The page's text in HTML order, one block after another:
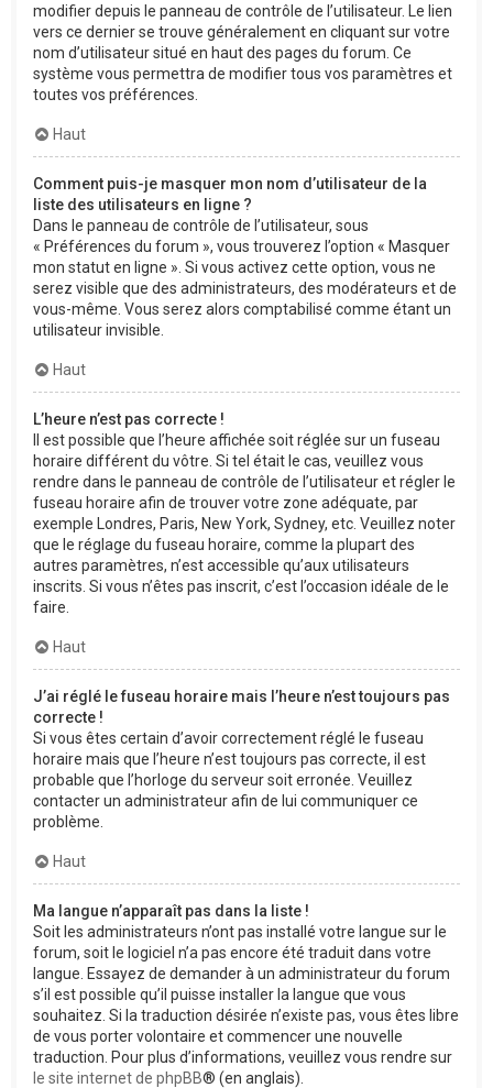
modifier depuis le panneau de contrôle de l’utilisateur. Le lien
vers ce dernier se trouve généralement en cliquant sur votre
nom d’utilisateur situé en haut des pages du forum. Ce
système vous permettra de modifier tous vos paramètres et
toutes vos préférences.
Haut
Comment puis-je masquer mon nom d’utilisateur de la
liste des utilisateurs en ligne ?
Dans le panneau de contrôle de l’utilisateur, sous
« Préférences du forum », vous trouverez l’option « Masquer
mon statut en ligne ». Si vous activez cette option, vous ne
serez visible que des administrateurs, des modérateurs et de
vous-même. Vous serez alors comptabilisé comme étant un
utilisateur invisible.
Haut
L’heure n’est pas correcte !
Il est possible que l’heure affichée soit réglée sur un fuseau
horaire différent du vôtre. Si tel était le cas, veuillez vous
rendre dans le panneau de contrôle de l’utilisateur et régler le
fuseau horaire afin de trouver votre zone adéquate, par
exemple Londres, Paris, New York, Sydney, etc. Veuillez noter
que le réglage du fuseau horaire, comme la plupart des
autres paramètres, n’est accessible qu’aux utilisateurs
inscrits. Si vous n’êtes pas inscrit, c’est l’occasion idéale de le
faire.
Haut
J’ai réglé le fuseau horaire mais l’heure n’est toujours pas
correcte !
Si vous êtes certain d’avoir correctement réglé le fuseau
horaire mais que l’heure n’est toujours pas correcte, il est
probable que l’horloge du serveur soit erronée. Veuillez
contacter un administrateur afin de lui communiquer ce
problème.
Haut
Ma langue n’apparaît pas dans la liste !
Soit les administrateurs n’ont pas installé votre langue sur le
forum, soit le logiciel n’a pas encore été traduit dans votre
langue. Essayez de demander à un administrateur du forum
s’il est possible qu’il puisse installer la langue que vous
souhaitez. Si la traduction désirée n’existe pas, vous êtes libre
de vous porter volontaire et commencer une nouvelle
traduction. Pour plus d’informations, veuillez vous rendre sur
le site internet de phpBB® (en anglais).